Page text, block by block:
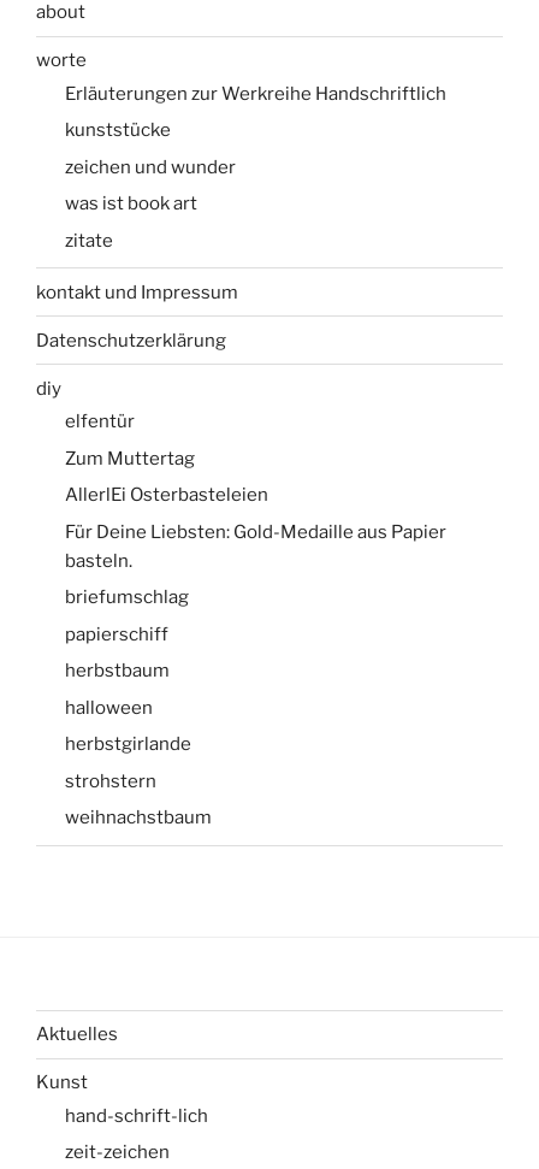
about
worte
Erläuterungen zur Werkreihe Handschriftlich
kunststücke
zeichen und wunder
was ist book art
zitate
kontakt und Impressum
Datenschutzerklärung
diy
elfentür
Zum Muttertag
AllerlEi Osterbasteleien
Für Deine Liebsten: Gold-Medaille aus Papier
basteln.
briefumschlag
papierschiff
herbstbaum
halloween
herbstgirlande
strohstern
weihnachstbaum
Aktuelles
Kunst
hand-schrift-lich
zeit-zeichen